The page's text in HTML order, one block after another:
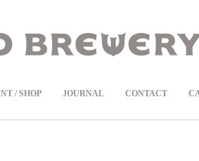
/ SHOP JOURNAL CONTACT